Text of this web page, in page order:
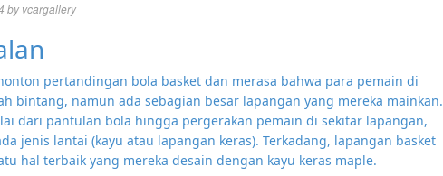
by vcargallery
pertandingan bola basket dan merasa bahwa para pemain di
bintang, namun ada sebagian besar lapangan yang mereka mainkan.
dari pantulan bola hingga pergerakan pemain di sekitar lapangan,
jenis lantai (kayu atau lapangan keras). Terkadang, lapangan basket
hal terbaik yang mereka desain dengan kayu keras maple.